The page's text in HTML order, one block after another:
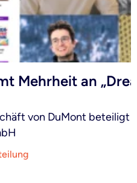
Mehrheit an
von DuMont beteiligt